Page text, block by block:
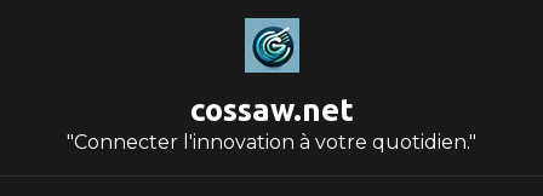
cossaw.net
"Connecter l'innovation à votre quotidien."